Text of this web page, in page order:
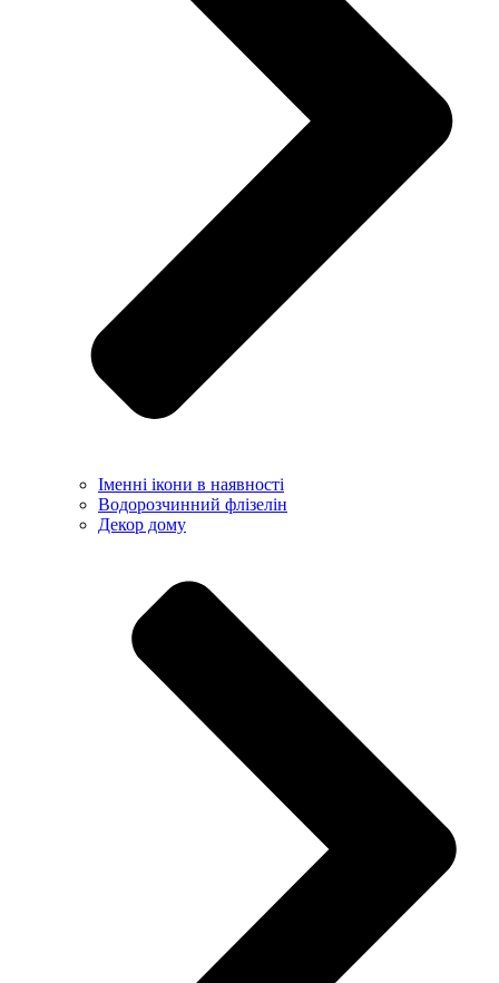
Іменні ікони в наявності
Водорозчинний флізелін
Декор дому